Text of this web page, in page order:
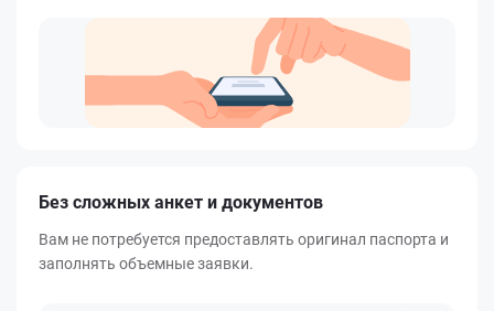
Без сложных анкет и документов
Вам не потребуется предоставлять оригинал паспорта и
заполнять объемные заявки.